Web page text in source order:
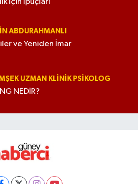
ABDURAHMANLI
ve Yeniden İmar
UZMAN KLINIK PSIKOLOG
NEDİR?